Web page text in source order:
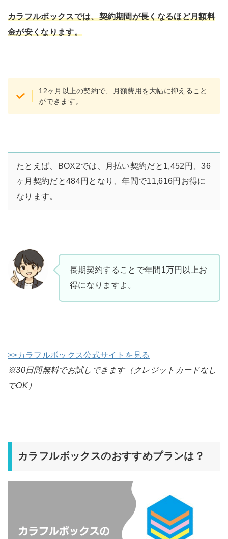
カラフルボックスでは、契約期間が長くなるほど月額料
金が安くなります。
12ヶ月以上の契約で、月額費用を大幅に抑えること
ができます。
たとえば、BOX2では、月払い契約だと1,452円、36
ヶ月契約だと484円となり、年間で11,616円お得に
なります。
長期契約することで年間1万円以上お
得になりますよ。
>>カラフルボックス公式サイトを見る
※30日間無料でお試しできます（クレジットカードなし
でOK）
カラフルボックスのおすすめプランは？